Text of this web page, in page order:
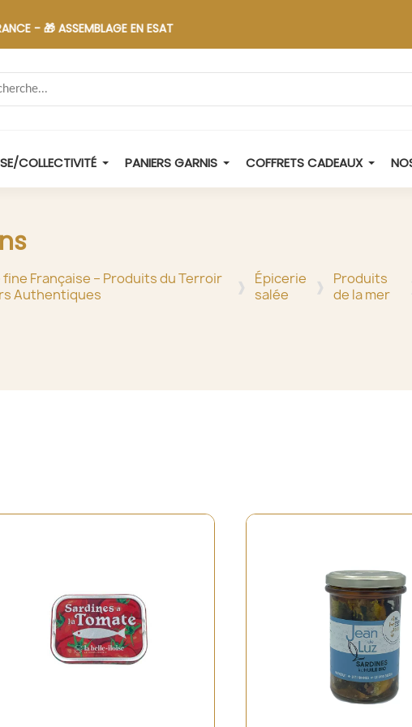
ASSEMBLAGE EN ESAT
COLLECTIVITÉ PANIERS GARNIS COFFRETS CADEAUX
Française – Produits du Terroir
Authentiques
Épicerie
salée
Produits
de la mer